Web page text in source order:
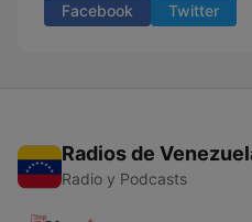
Facebook Twitter
Radios de
Radio y Podcasts